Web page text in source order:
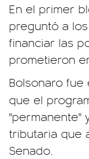
En el primer
preguntó a
financiar las
prometieron
Bolsonaro
que el
"permanente"
tributaria que
Senado.